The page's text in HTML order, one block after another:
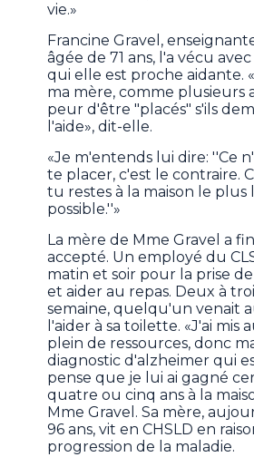
vie.»
Francine Gravel,
âgée de 71 ans, l'a vécu
qui elle est proche aidante.
ma mère, comme plusieurs
peur d'être "placés" s'ils
l'aide», dit-elle.
«Je m'entends lui dire: ''Ce
te placer, c'est le contraire.
tu restes à la maison le
possible.''»
La mère de Mme Gravel a
accepté. Un employé du
matin et soir pour la prise
et aider au repas. Deux à
semaine, quelqu'un venait
l'aider à sa toilette. «J'ai mis
plein de ressources, donc
diagnostic d'alzheimer qui
pense que je lui ai gagné
quatre ou cinq ans à la
Mme Gravel. Sa mère,
96 ans, vit en CHSLD en
progression de la maladie.